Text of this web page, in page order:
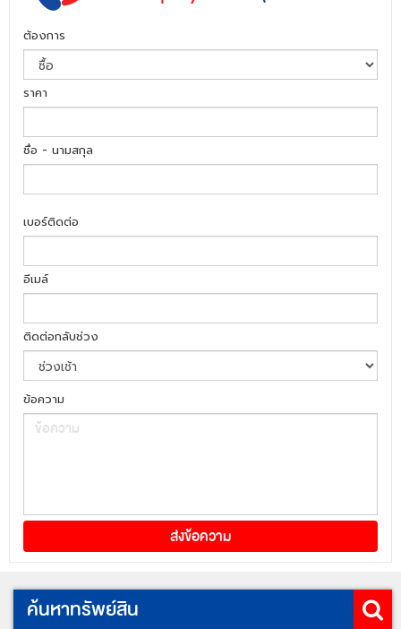
ต้องการ
ราคา
ชื่อ - นามสกุล
เบอร์ติดต่อ
อีเมล์
ติดต่อกลับช่วง
ข้อความ
ค้นหาทรัพย์สิน